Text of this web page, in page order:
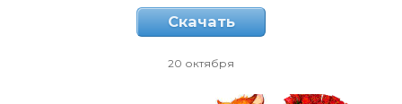
Скачать
20 октября